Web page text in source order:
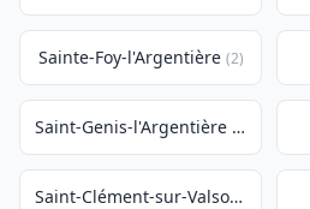
Sainte-Foy-l'Argentière (2)
Saint-Genis-l'Argentière (2)
Saint-Clément-sur-Valsonne